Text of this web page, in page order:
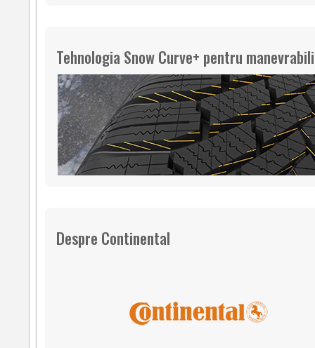
Tehnologia Snow Curve+ pentru
Despre Continental